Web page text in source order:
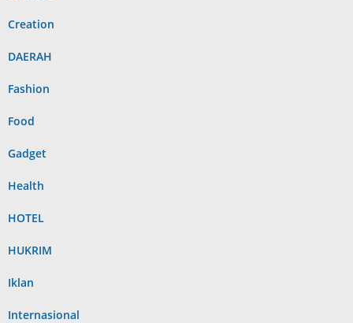
Creation
DAERAH
Fashion
Food
Gadget
Health
HOTEL
HUKRIM
Iklan
Internasional